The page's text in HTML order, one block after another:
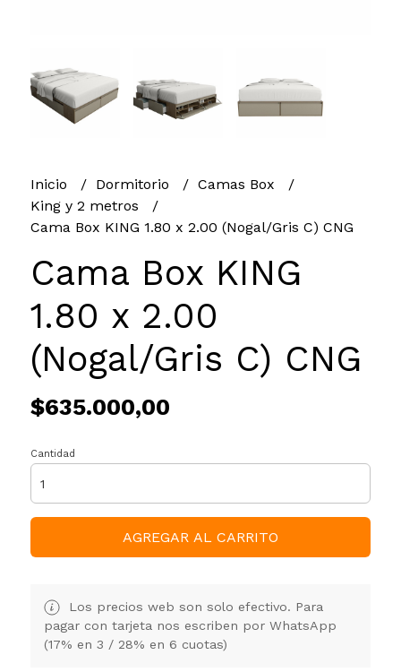
Inicio Dormitorio
Camas Box
King y 2 metros
Cama Box KING 1.80 x 2.00 (Nogal/Gris C) CNG
Cama Box KING
1.80 x 2.00
(Nogal/Gris C) CNG
$635.000,00
Cantidad
AGREGAR AL CARRITO
Los precios web son solo efectivo. Para
pagar con tarjeta nos escriben por WhatsApp
(17% en 3 / 28% en 6 cuotas)